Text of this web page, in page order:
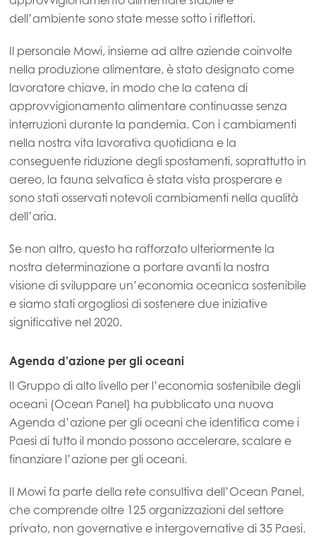
dell’ambiente sono state messe sotto i riflettori.
Il personale Mowi, insieme ad altre aziende coinvolte
nella produzione alimentare, è stato designato come
lavoratore chiave, in modo che la catena di
approvvigionamento alimentare continuasse senza
interruzioni durante la pandemia. Con i cambiamenti
nella nostra vita lavorativa quotidiana e la
conseguente riduzione degli spostamenti, soprattutto in
aereo, la fauna selvatica è stata vista prosperare e
sono stati osservati notevoli cambiamenti nella qualità
dell’aria.
Se non altro, questo ha rafforzato ulteriormente la
nostra determinazione a portare avanti la nostra
visione di sviluppare un’economia oceanica sostenibile
e siamo stati orgogliosi di sostenere due iniziative
significative nel 2020.
Agenda d’azione per gli oceani
Il Gruppo di alto livello per l’economia sostenibile degli
oceani (Ocean Panel) ha pubblicato una nuova
Agenda d’azione per gli oceani che identifica come i
Paesi di tutto il mondo possono accelerare, scalare e
finanziare l’azione per gli oceani.
Il Mowi fa parte della rete consultiva dell’Ocean Panel,
che comprende oltre 125 organizzazioni del settore
privato, non governative e intergovernative di 35 Paesi.